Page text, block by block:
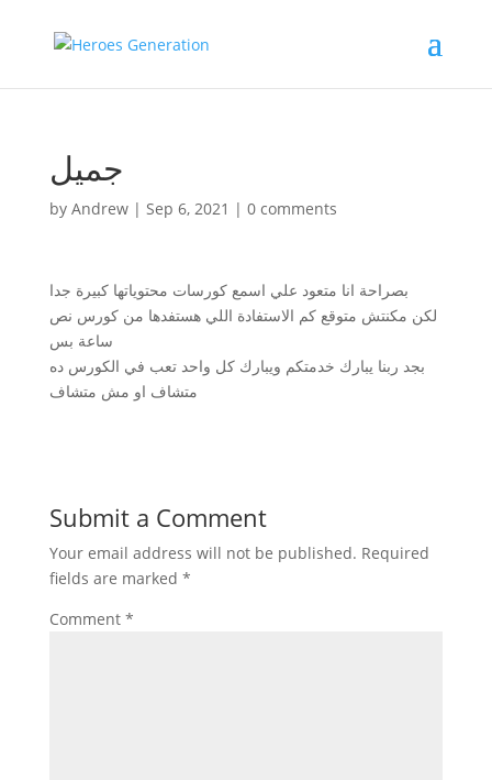
جميل
by Andrew| Sep 6, 2021 | 0 comments
بصراحة انا متعود علي اسمع كورسات محتوياتها كبيرة جدا
لكن مكنتش متوقع كم الاستفادة اللي هستفدها من كورس نص
ساعة بس
بجد ربنا يبارك خدمتكم ويبارك كل واحد تعب في الكورس ده
متشاف او مش متشاف
Submit a Comment
Your email address will not be published. Required
fields are marked *
Comment *